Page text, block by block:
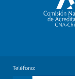
Teléfono: